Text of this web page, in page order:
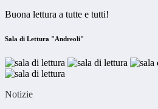
Buona lettura a tutte e tutti!
Sala di Lettura "Andreoli"
Notizie